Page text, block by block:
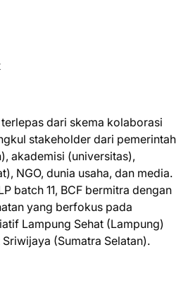
dari skema kolaborasi
stakeholder dari pemerintah
akademisi (universitas),
NGO, dunia usaha, dan media.
batch 11, BCF bermitra dengan
yang berfokus pada
Lampung Sehat (Lampung)
(Sumatra Selatan).